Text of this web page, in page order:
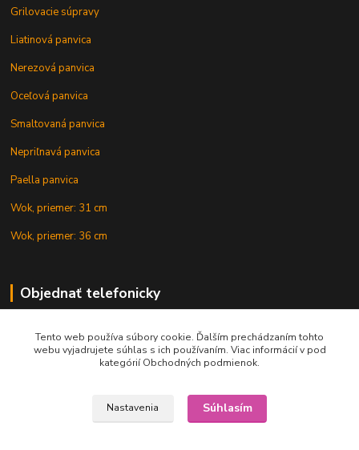
Grilovacie súpravy
Liatinová panvica
Nerezová panvica
Oceľová panvica
Smaltovaná panvica
Nepriľnavá panvica
Paella panvica
Wok, priemer: 31 cm
Wok, priemer: 36 cm
Objednať telefonicky
+421 902 212 007
Tento web používa súbory cookie. Ďalším prechádzaním tohto
webu vyjadrujete súhlas s ich používaním. Viac informácií v pod
kategórií Obchodných podmienok.
Nastavenia Súhlasím